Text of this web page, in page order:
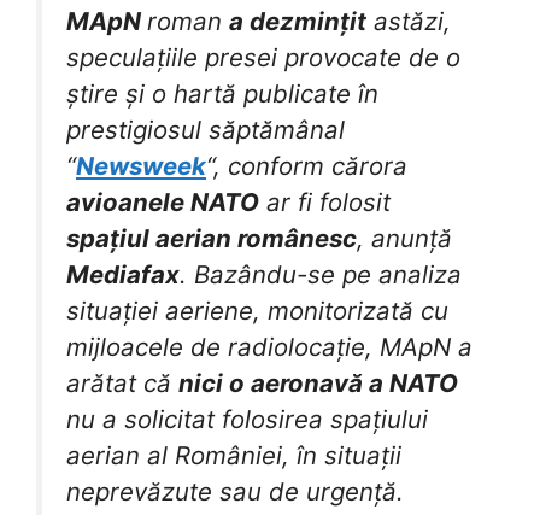
MApNroman a dezmințit astăzi,
speculațiile presei provocate de o
știre și o hartă publicate în
prestigiosul săptămânal
“Newsweek“, conform cărora
avioanele NATO ar fi folosit
spațiul aerian românesc, anunță
Mediafax. Bazându-se pe analiza
situației aeriene, monitorizată cu
mijloacele de radiolocație, MApN a
arătat că nici o aeronavă a NATO
nu a solicitat folosirea spațiului
aerian al României, în situații
neprevăzute sau de urgență.